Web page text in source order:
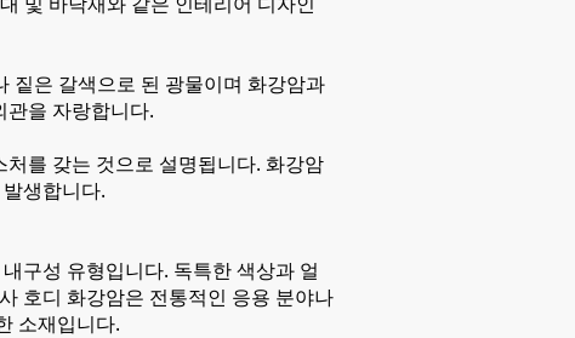
짙은 갈색으로 된 광물이며 화강암과
관을 자랑합니다.
를 갖는 것으로 설명됩니다. 화강암
생합니다.
구성 유형입니다. 독특한 색상과 얼
호디 화강암은 전통적인 응용 분야나
소재입니다.